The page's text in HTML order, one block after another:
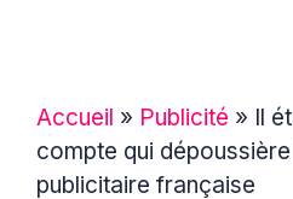
Accueil » Publicité » Il
compte qui
publicitaire française